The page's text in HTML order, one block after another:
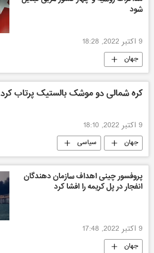
شود
9 اکتبر 2022, 18:28
جهان
کره شمالی دو موشک بالستیک پرتاب کرد
9 اکتبر 2022, 18:10
جهان سیاسی
پروفسور چینی اهداف سازمان دهندگان
انفجار در پل کریمه را افشا کرد
9 اکتبر 2022, 17:48
جهان